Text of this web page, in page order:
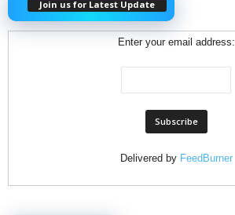
Join us for Latest Update
Enter your email address:
Delivered by FeedBurner